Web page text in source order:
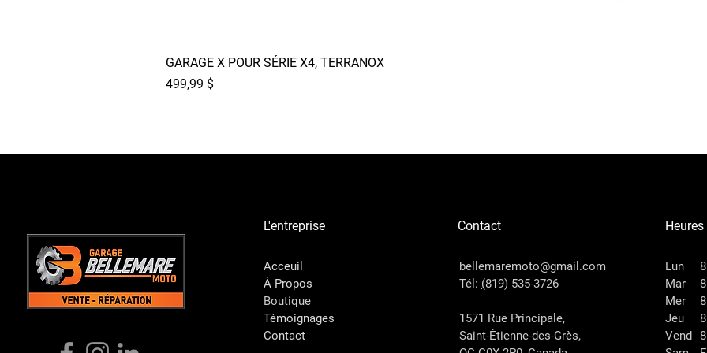
GARAGE X POUR SÉRIE X4, TERRANOX
Prix
499,99 $
L'entreprise
Acceuil
À Propos
Boutique
Témoignages
Contact
Contact
bellemaremoto@gmail.com
Tél: (819) 535-3726
1571 Rue Principale,
Saint-Étienne-des-Grès,
Heures
Lun
Mar
Mer
Jeu
Vend